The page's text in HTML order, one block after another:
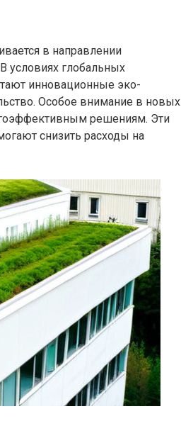
в направлении
условиях глобальных
инновационные эко-
Особое внимание в новых
решениям. Эти
снизить расходы на